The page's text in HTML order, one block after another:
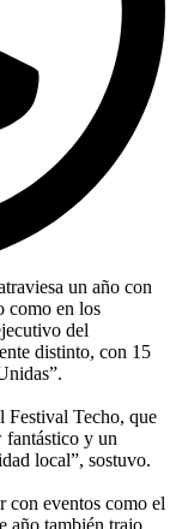
un año con
como en los
del
distinto, con 15
Festival Techo, que
fantástico y un
local”, sostuvo.
con eventos como el
año también trajo